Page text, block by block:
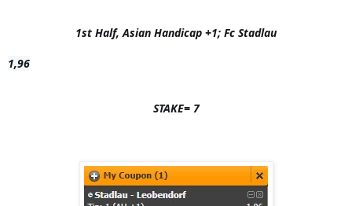
1st Half, Asian Handicap +1; Fc Stadlau
1,96
STAKE= 7